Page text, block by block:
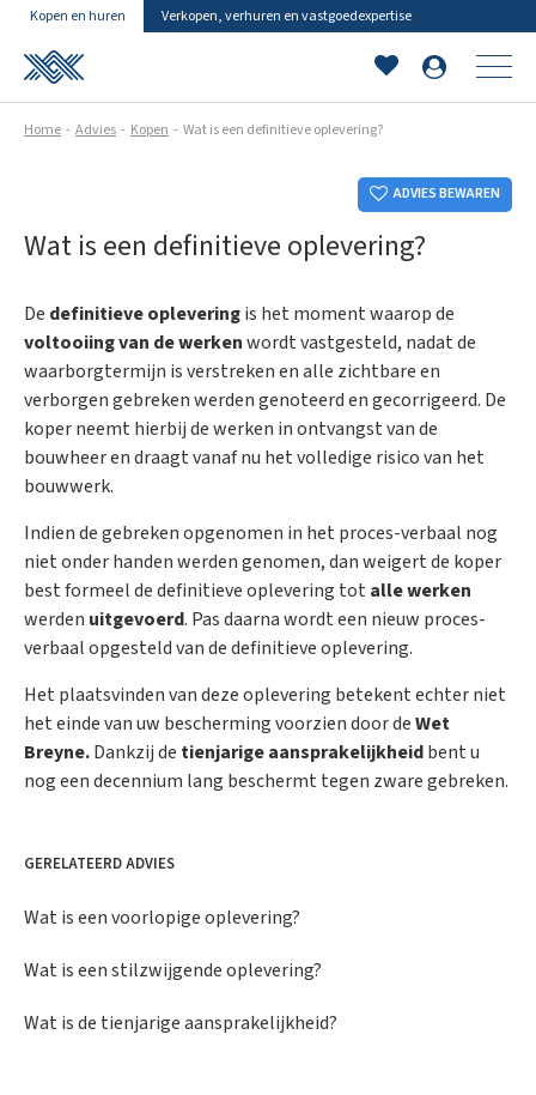
Kopen en huren Verkopen, verhuren en vastgoedexpertise
Home Advies Kopen Wat is een definitieve oplevering?
Wat is een definitieve oplevering?
ADVIES BEWAREN
De definitieve opleveringis het moment waarop de
voltooiing van de werkenwordt vastgesteld, nadat de
waarborgtermijn is verstreken en alle zichtbare en
verborgen gebreken werden genoteerd en gecorrigeerd. De
koper neemt hierbij de werken in ontvangst van de
bouwheer en draagt vanaf nu het volledige risico van het
bouwwerk.
Indien de gebreken opgenomen in het proces-verbaal nog
niet onder handen werden genomen, dan weigert de koper
best formeel de definitieve oplevering tot alle werken
werden uitgevoerd. Pas daarna wordt een nieuw proces-
verbaal opgesteld van de definitieve oplevering.
Het plaatsvinden van deze oplevering betekent echter niet
het einde van uw bescherming voorzien door deWet
Breyne.Dankzij de tienjarige aansprakelijkheidbent u
nog een decennium lang beschermt tegen zware gebreken.
GERELATEERD ADVIES
Wat is een voorlopige oplevering?
Wat is een stilzwijgende oplevering?
Wat is de tienjarige aansprakelijkheid?